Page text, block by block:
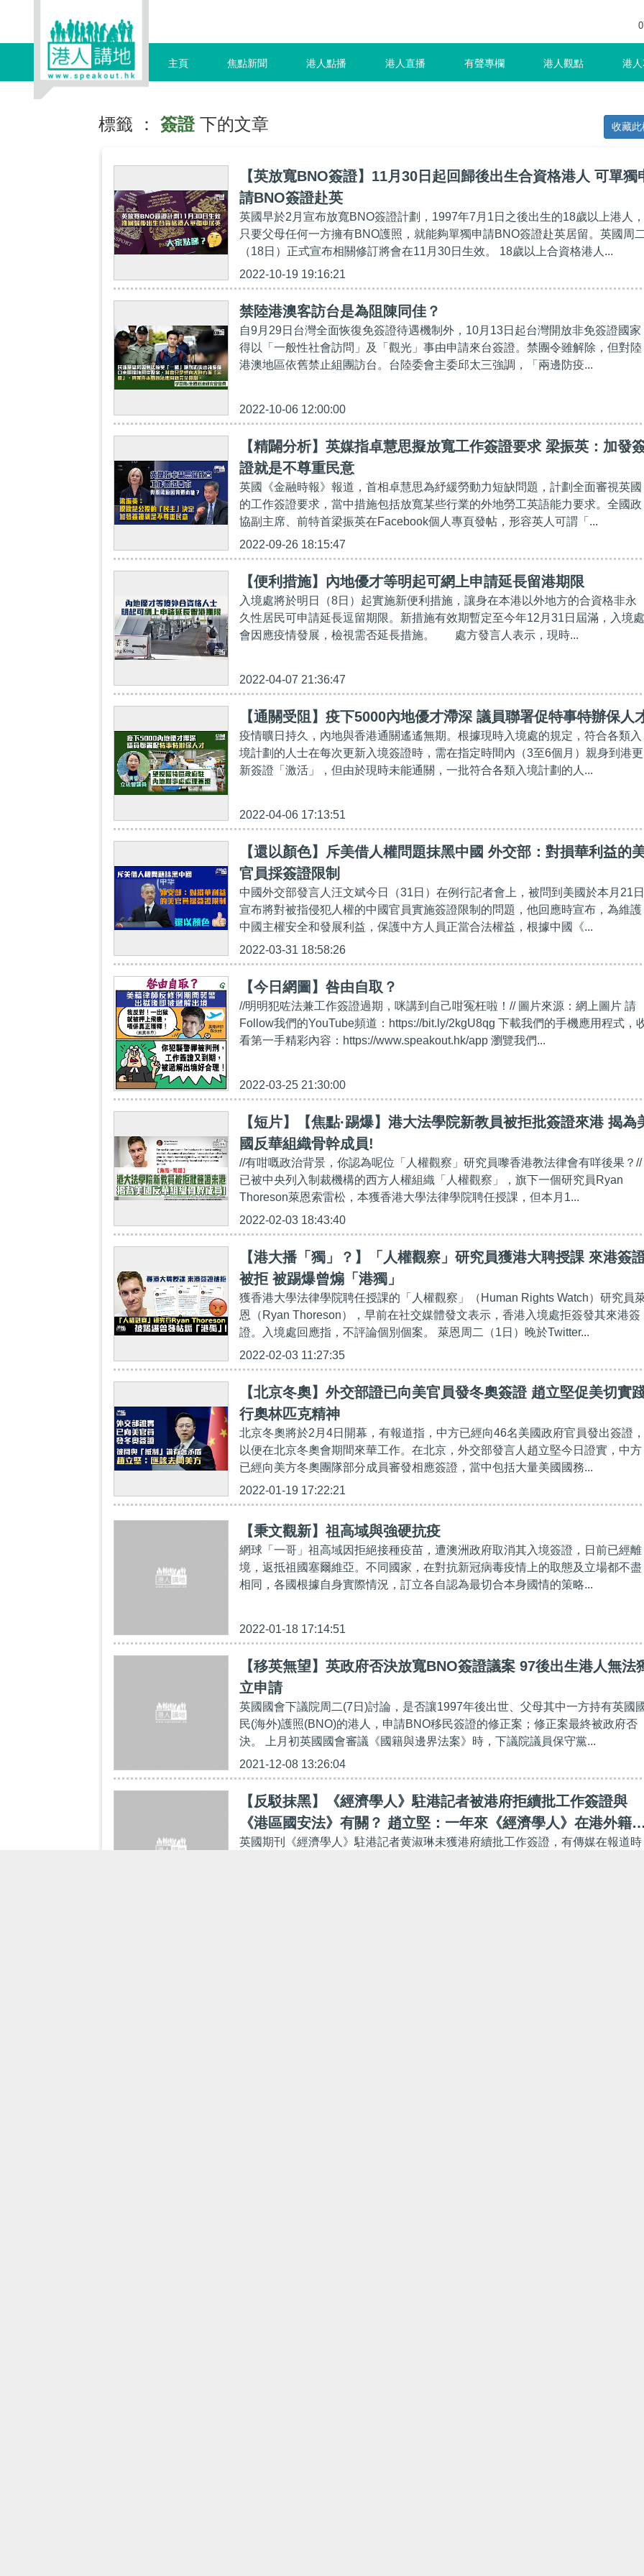
主頁 焦點新聞 港人點播 港人直播 有聲專欄 港人觀點 港
標籤 ： 簽證下的文章 收藏此
【英放寬BNO簽證】11月30日起回歸後出生合資格港人 可單獨
請BNO簽證赴英
英國早於2月宣布放寬BNO簽證計劃，1997年7月1日之後出生的18歲以上港人，
只要父母任何一方擁有BNO護照，就能夠單獨申請BNO簽證赴英居留。英國周二
（18日）正式宣布相關修訂將會在11月30日生效。 18歲以上合資格港人...
2022-10-19 19:16:21
禁陸港澳客訪台是為阻陳同佳？
自9月29日台灣全面恢復免簽證待遇機制外，10月13日起台灣開放非免簽證國家
得以「一般性社會訪問」及「觀光」事由申請來台簽證。禁團令雖解除，但對陸
港澳地區依舊禁止組團訪台。台陸委會主委邱太三強調，「兩邊防疫...
2022-10-06 12:00:00
【精闢分析】英媒指卓慧思擬放寬工作簽證要求 梁振英：加發
證就是不尊重民意
英國《金融時報》報道，首相卓慧思為紓緩勞動力短缺問題，計劃全面審視英國
的工作簽證要求，當中措施包括放寬某些行業的外地勞工英語能力要求。全國政
協副主席、前特首梁振英在Facebook個人專頁發帖，形容英人可謂「...
2022-09-26 18:15:47
【便利措施】內地優才等明起可網上申請延長留港期限
入境處將於明日（8日）起實施新便利措施，讓身在本港以外地方的合資格非永
久性居民可申請延長逗留期限。新措施有效期暫定至今年12月31日屆滿，入境處
會因應疫情發展，檢視需否延長措施。 處方發言人表示，現時...
2022-04-07 21:36:47
【通關受阻】疫下5000內地優才滯深 議員聯署促特事特辦保人
疫情曠日持久，內地與香港通關遙遙無期。根據現時入境處的規定，符合各類入
境計劃的人士在每次更新入境簽證時，需在指定時間內（3至6個月）親身到港更
新簽證「激活」，但由於現時未能通關，一批符合各類入境計劃的人...
2022-04-06 17:13:51
【還以顏色】斥美借人權問題抹黑中國 外交部：對損華利益的
官員採簽證限制
中國外交部發言人汪文斌今日（31日）在例行記者會上，被問到美國於本月21日
宣布將對被指侵犯人權的中國官員實施簽證限制的問題，他回應時宣布，為維護
中國主權安全和發展利益，保護中方人員正當合法權益，根據中國《...
2022-03-31 18:58:26
【今日網圖】咎由自取？
//明明犯咗法兼工作簽證過期，咪講到自己咁冤枉啦！// 圖片來源：網上圖片 請
Follow我們的YouTube頻道：https://bit.ly/2kgU8qg 下載我們的手機應用程式，
看第一手精彩內容：https://www.speakout.hk/app 瀏覽我們...
2022-03-25 21:30:00
【短片】【焦點·踢爆】港大法學院新教員被拒批簽證來港 揭為
國反華組織骨幹成員!
//有咁嘅政治背景，你認為呢位「人權觀察」研究員嚟香港教法律會有咩後果？//
已被中央列入制裁機構的西方人權組織「人權觀察」，旗下一個研究員Ryan
Thoreson萊恩索雷松，本獲香港大學法律學院聘任授課，但本月1...
2022-02-03 18:43:40
【港大播「獨」？】「人權觀察」研究員獲港大聘授課 來港簽
被拒 被踢爆曾煽「港獨」
獲香港大學法律學院聘任授課的「人權觀察」（Human Rights Watch）研究員
恩（Ryan Thoreson），早前在社交媒體發文表示，香港入境處拒簽發其來港簽
證。入境處回應指，不評論個別個案。 萊恩周二（1日）晚於Twitter...
2022-02-03 11:27:35
【北京冬奧】外交部證已向美官員發冬奧簽證 趙立堅促美切實
行奧林匹克精神
北京冬奧將於2月4日開幕，有報道指，中方已經向46名美國政府官員發出簽證，
以便在北京冬奧會期間來華工作。在北京，外交部發言人趙立堅今日證實，中方
已經向美方冬奧團隊部分成員審發相應簽證，當中包括大量美國國務...
2022-01-19 17:22:21
【秉文觀新】祖高域與強硬抗疫
網球「一哥」祖高域因拒絕接種疫苗，遭澳洲政府取消其入境簽證，日前已經離
境，返抵祖國塞爾維亞。不同國家，在對抗新冠病毒疫情上的取態及立場都不盡
相同，各國根據自身實際情況，訂立各自認為最切合本身國情的策略...
2022-01-18 17:14:51
【移英無望】英政府否決放寬BNO簽證議案 97後出生港人無法
立申請
英國國會下議院周二(7日)討論，是否讓1997年後出世、父母其中一方持有英國國
民(海外)護照(BNO)的港人，申請BNO移民簽證的修正案；修正案最終被政府否
決。 上月初英國國會審議《國籍與邊界法案》時，下議院議員保守黨...
2021-12-08 13:26:04
【反駁抹黑】《經濟學人》駐港記者被港府拒續批工作簽證與
《港區國安法》有關？ 趙立堅：一年來《經濟學人》在港外籍員
工創22%增幅
英國期刊《經濟學人》駐港記者黄淑琳未獲港府續批工作簽證，有傳媒在報道時